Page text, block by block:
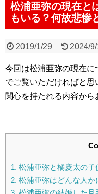
松浦亜弥の現在と
もいる？何故悲惨
2019/1/29 2024/
今回は松浦亜弥の現在に
でご覧いただければと
関心を持たれる内容から
1. 松浦亜弥と橘慶太の子
2. 松浦亜弥はどんな人か